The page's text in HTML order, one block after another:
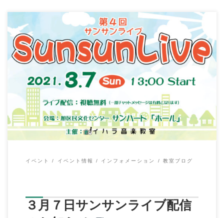
イハラ音楽教室の伊原鉄朗です。 ３月７日に第４回サンサンラ
イブを下記YouTube内にてライブ配信し […]
イベント イベント情報 インフォメーション 教室ブログ
３月７日サンサンライブ配信